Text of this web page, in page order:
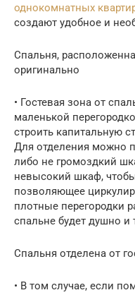
однокомнатных
создают удобное и
Спальня,
оригинально
• Гостевая зона от
маленькой
строить капитальную
Для отделения можно
либо не громоздкий
невысокий шкаф,
позволяющее
плотные перегородки
спальне будет душно и
Спальня отделена от
• В том случае, если